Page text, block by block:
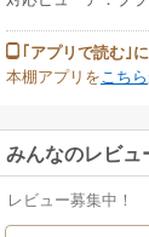
｢アプリで読む｣
本棚アプリを こちら
みんなのレビュ
レビュー募集中！